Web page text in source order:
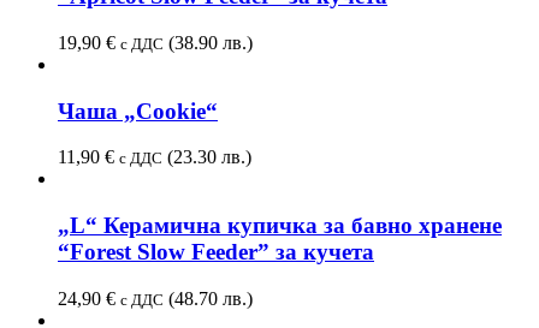
19,90 € с ДДС (38.90 лв.)
Чаша „Cookie“
11,90 € с ДДС (23.30 лв.)
„L“ Керамична купичка за бавно хранене
“Forest Slow Feeder” за кучета
24,90 € с ДДС (48.70 лв.)